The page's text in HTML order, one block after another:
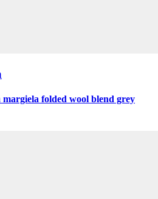
folded wool blend grey